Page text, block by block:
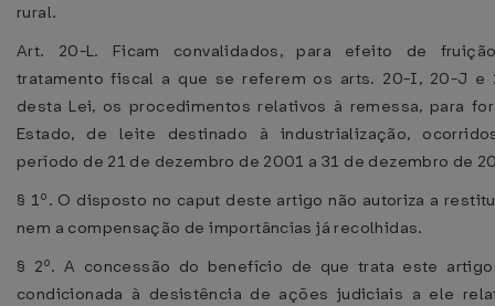
rural.
Art. 20-L. Ficam convalidados, para efeito de
tratamento fiscal a que se referem os arts. 20-I, 20-J e
desta Lei, os procedimentos relativos à remessa, para
Estado, de leite destinado à industrialização,
período de 21 de dezembro de 2001 a 31 de dezembro de
§ 1º. O disposto no caput deste artigo não autoriza a
nem a compensação de importâncias já recolhidas.
§ 2º. A concessão do benefício de que trata este
condicionada à desistência de ações judiciais a ele